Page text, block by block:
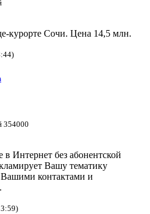
курорте Сочи. Цена 14,5 млн.
354000
Интернет без абонентской
Вашу тематику
Вашими контактами и